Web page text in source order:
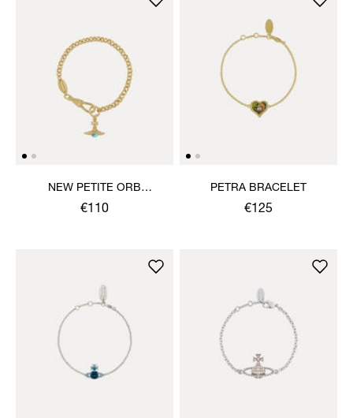
NEW PETITE ORB
BRACELET
€110
PETRA BRACELET
€125